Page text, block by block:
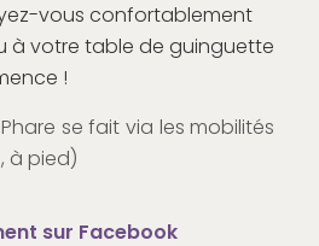
vous confortablement
à votre table de guinguette
!
se fait via les mobilités
à pied)
sur Facebook